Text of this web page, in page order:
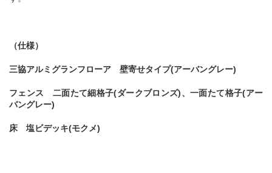
（仕様）
三協アルミグランフローア 壁寄せタイプ(アーバングレー)
フェンス 二面たて細格子(ダークブロンズ)、一面たて格子(アー
バングレー)
床 塩ビデッキ(モクメ)